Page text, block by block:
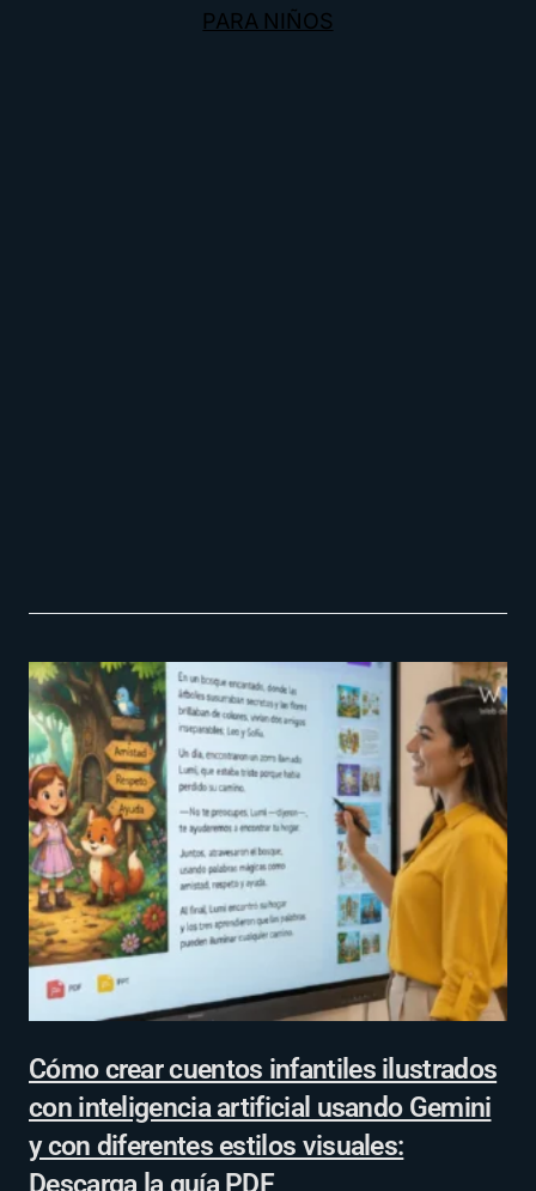
PARA NIÑOS
Cómo crear cuentos infantiles ilustrados
con inteligencia artificial usando Gemini
y con diferentes estilos visuales:
Descarga la guía PDF